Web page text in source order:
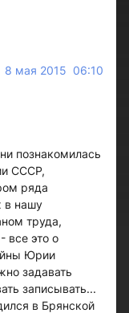
8 мая 2015 06:10
познакомилась
СССР,
ряда
в нашу
труда,
все это о
Юрии
задавать
записывать...
в Брянской